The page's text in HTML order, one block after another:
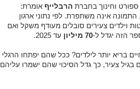
וחינוך בחברת הרבלייף אומרת:
התמונה אינה משתפרת. לפי נתוני ארגון
כ-41 מיליון פעוטות וילדים צעירים סובלים מעודף משקל ואם
הזה יגדל ל-70 מיליון עד 2025.
בריא יותר לילדים? ככל שהם יפתחו הרגלי
בגיל צעיר, כך גדל הסיכוי שהם ישמרו עליהם